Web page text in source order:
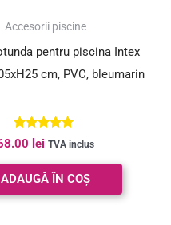
Accesorii piscine
pentru piscina Intex
cm, PVC, bleumarin
Evaluat la
5.00
din 5
lei TVA inclus
ADAUGĂ ÎN COȘ